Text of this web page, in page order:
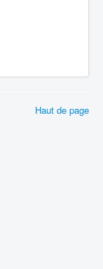
Haut de page